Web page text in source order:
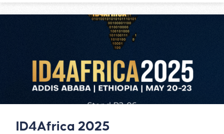
ID4Africa 2025